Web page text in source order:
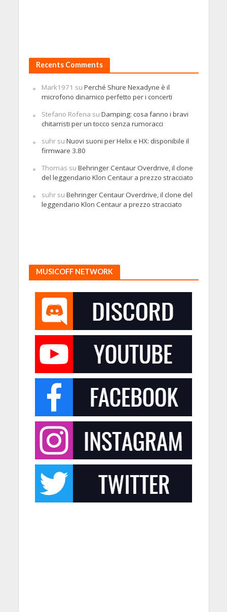
Recents Comments
Mark1971 su Perché Shure Nexadyne è il
microfono dinamico perfetto per i concerti
Stefano Rofena su Damping: cosa fanno i bravi
chitarristi per un tocco senza rumoracci
suhrsu Nuovi suoni per Helix e HX: disponibile il
firmware 3.80
Thomas su Behringer Centaur Overdrive, il clone
del leggendario Klon Centaur a prezzo stracciato
suhrsu Behringer Centaur Overdrive, il clone del
leggendario Klon Centaur a prezzo stracciato
MUSICOFF NETWORK